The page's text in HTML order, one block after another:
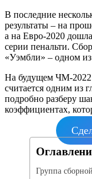
В последние
результаты – на
а на Евро-2020
серии пенальти.
«Уэмбли» – одном из
На будущем ЧМ-2022
считается одним из
подробно разберу
коэффициентах,
Группа